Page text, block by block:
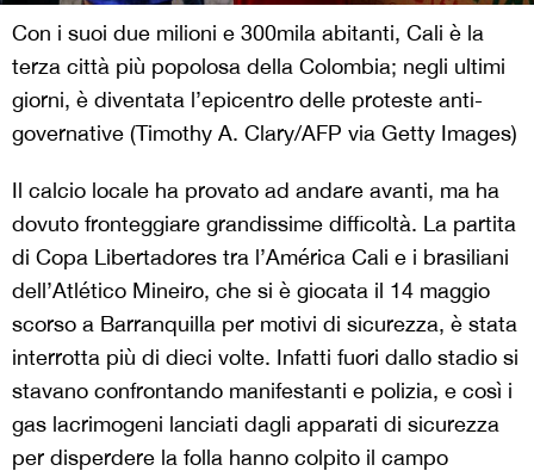
Con i suoi due milioni e 300mila abitanti, Cali è la
terza città più popolosa della Colombia; negli ultimi
giorni, è diventata l’epicentro delle proteste anti-
governative (Timothy A. Clary/AFP via Getty Images)
Il calcio locale ha provato ad andare avanti, ma ha
dovuto fronteggiare grandissime difficoltà. La partita
di Copa Libertadores tra l’América Cali e i brasiliani
dell’Atlético Mineiro, che si è giocata il 14 maggio
scorso a Barranquilla per motivi di sicurezza, è stata
interrotta più di dieci volte. Infatti fuori dallo stadio si
stavano confrontando manifestanti e polizia, e così i
gas lacrimogeni lanciati dagli apparati di sicurezza
per disperdere la folla hanno colpito il campo